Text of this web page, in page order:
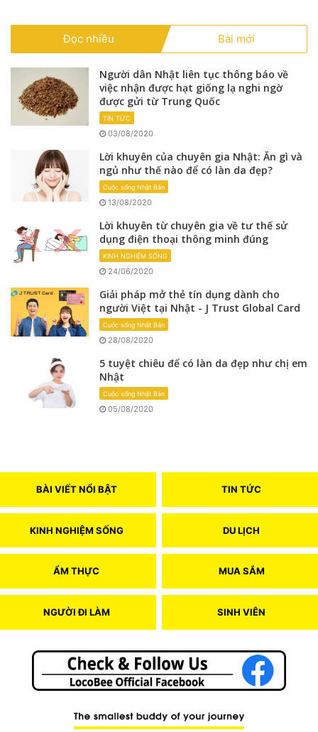
Đọc nhiều Bài mới
Người dân Nhật liên tục thông báo về
việc nhận được hạt giống lạ nghi ngờ
được gửi từ Trung Quốc
TIN TỨC
03/08/2020
Lời khuyên của chuyên gia Nhật: Ăn gì và
ngủ như thế nào để có làn da đẹp?
Cuộc sống Nhật Bản
13/08/2020
Lời khuyên từ chuyên gia về tư thế sử
dụng điện thoại thông minh đúng
KINH NGHIỆM SỐNG
24/06/2020
Giải pháp mở thẻ tín dụng dành cho
người Việt tại Nhật - J Trust Global Card
Cuộc sống Nhật Bản
28/08/2020
5 tuyệt chiêu để có làn da đẹp như chị em
Nhật
Cuộc sống Nhật Bản
05/08/2020
BÀI VIẾT NỔI BẬT TIN TỨC
KINH NGHIỆM SỐNG DU LỊCH
ẨM THỰC MUA SẮM
NGƯỜI ĐI LÀM SINH VIÊN